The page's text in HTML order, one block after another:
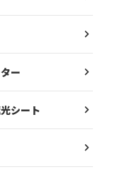
ー
シート